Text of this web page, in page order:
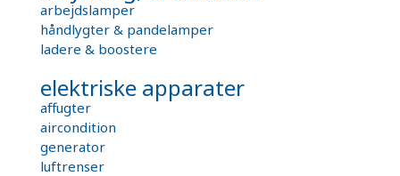
arbejdslamper
håndlygter & pandelamper
ladere & boostere
elektriske apparater
affugter
aircondition
generator
luftrenser